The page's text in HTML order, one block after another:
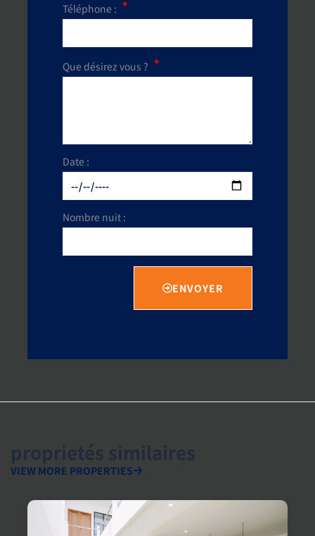
Téléphone :
Que désirez vous ?
Date :
Nombre nuit :
ENVOYER
proprietés similaires
VIEW MORE PROPERTIES